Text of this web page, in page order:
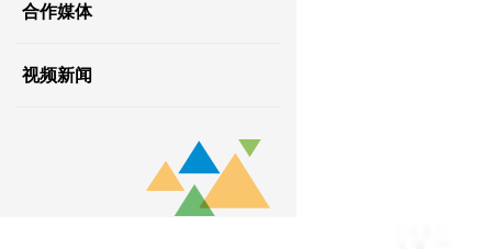
合作媒体
视频新闻